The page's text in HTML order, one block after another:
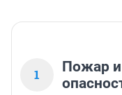
1
Пожар